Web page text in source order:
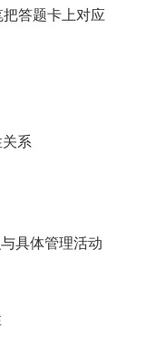
答题卡上对应
系
具体管理活动